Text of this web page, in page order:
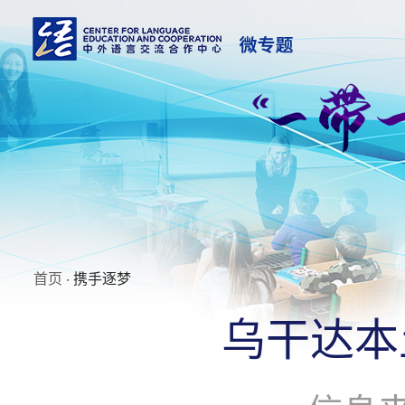
首页 · 携手逐梦
乌干达